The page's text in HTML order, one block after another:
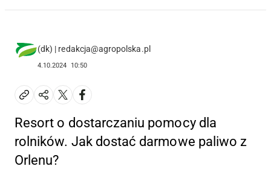
(dk) | redakcja@agropolska.pl
4.10.2024 10:50
Resort o dostarczaniu pomocy dla
rolników. Jak dostać darmowe paliwo z
Orlenu?